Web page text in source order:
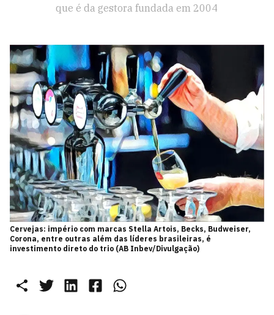
que é da gestora fundada em 2004
Cervejas: império com marcas Stella Artois, Becks, Budweiser,
Corona, entre outras além das líderes brasileiras, é
investimento direto do trio (AB Inbev/Divulgação)